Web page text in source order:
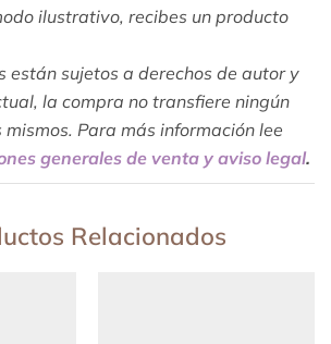
ilustrativo, recibes un producto
están sujetos a derechos de autor y
la compra no transfiere ningún
mismos. Para más información lee
generales de venta y aviso legal.
Relacionados